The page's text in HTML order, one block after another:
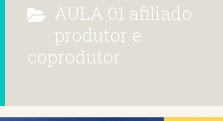
AULA 01 afiliado
produtor e
coprodutor